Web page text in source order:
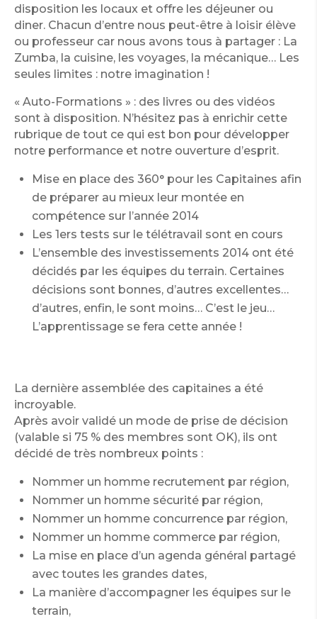
disposition les locaux et offre les déjeuner ou
diner. Chacun d’entre nous peut-être à loisir élève
ou professeur car nous avons tous à partager : La
Zumba, la cuisine, les voyages, la mécanique… Les
seules limites : notre imagination !
« Auto-Formations » : des livres ou des vidéos
sont à disposition. N’hésitez pas à enrichir cette
rubrique de tout ce qui est bon pour développer
notre performance et notre ouverture d’esprit.
Mise en place des 360° pour les Capitaines afin
de préparer au mieux leur montée en
compétence sur l’année 2014
Les 1ers tests sur le télétravail sont en cours
L’ensemble des investissements 2014 ont été
décidés par les équipes du terrain. Certaines
décisions sont bonnes, d’autres excellentes…
d’autres, enfin, le sont moins… C’est le jeu…
L’apprentissage se fera cette année !
La dernière assemblée des capitaines a été
incroyable.
Après avoir validé un mode de prise de décision
(valable si 75 % des membres sont OK), ils ont
décidé de très nombreux points :
Nommer un homme recrutement par région,
Nommer un homme sécurité par région,
Nommer un homme concurrence par région,
Nommer un homme commerce par région,
La mise en place d’un agenda général partagé
avec toutes les grandes dates,
La manière d’accompagner les équipes sur le
terrain,